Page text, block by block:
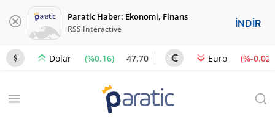
Paratic Haber: Ekonomi, Finans
RSS Interactive İNDİR
Dolar (%0.16) 47.70 Euro (%-0.02)